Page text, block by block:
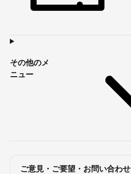
その他のメ
ニュー
ご意見・ご要望・お問い合わせ